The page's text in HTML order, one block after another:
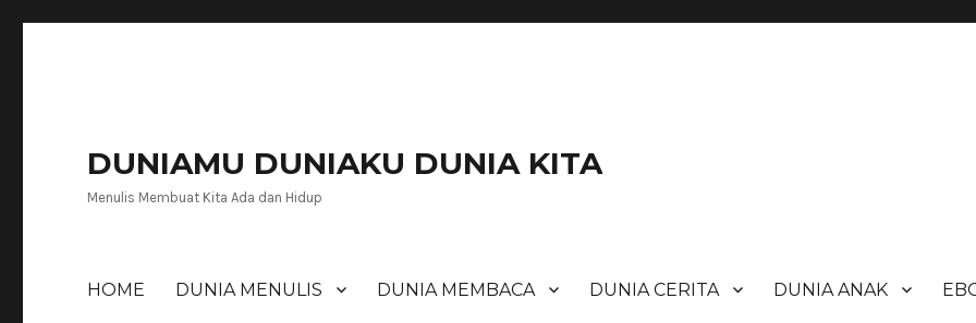
DUNIAMU DUNIAKU DUNIA KITA
Menulis Membuat Kita Ada dan Hidup
HOME DUNIA MENULIS DUNIA MEMBACA DUNIA CERITA DUNIA ANAK